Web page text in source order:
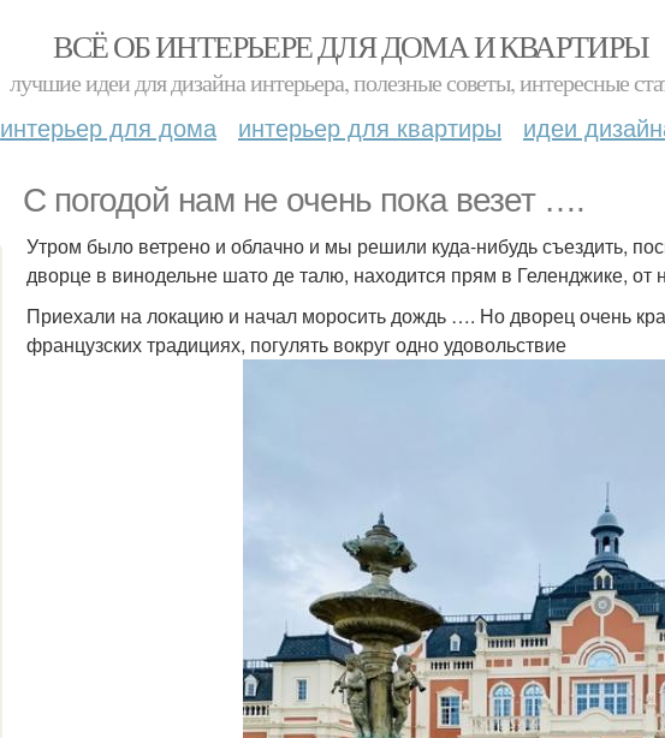
ВСЁ ОБ ИНТЕРЬЕРЕ ДЛЯ ДОМА И КВАРТИРЫ
лучшие идеи для дизайна интерьера, полезные советы, интересные
интерьер для дома интерьер для квартиры идеи
С погодой нам не очень пока везет ….
Утром было ветрено и облачно и мы решили куда-нибудь съездить,
дворце в винодельне шато де талю, находится прям в Геленджике, от
Приехали на локацию и начал моросить дождь …. Но дворец очень
французских традициях, погулять вокруг одно удовольствие